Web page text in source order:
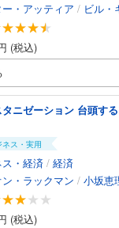
ー・アッティア / ビル・ギ
(税込)
タニゼーション 台頭す
ネス・実用
・経済 / 経済
・ラックマン / 小坂恵
(税込)